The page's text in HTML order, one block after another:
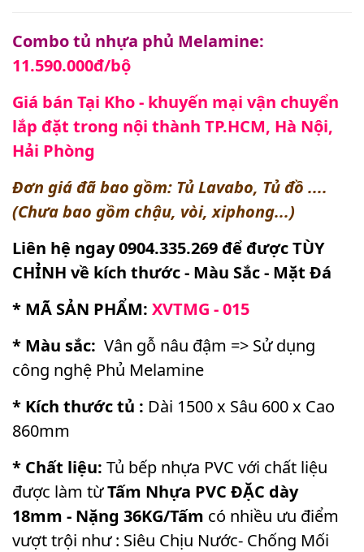
Combo tủ nhựa phủ Melamine:
11.590.000đ/bộ
Giá bán Tại Kho - khuyến mại vận chuyển
lắp đặt trong nội thành TP.HCM, Hà Nội,
Hải Phòng
Đơn giá đã bao gồm: Tủ Lavabo, Tủ đồ ....
(Chưa bao gồm chậu, vòi, xiphong...)
Liên hệ ngay 0904.335.269 để được TÙY
CHỈNH về kích thước - Màu Sắc - Mặt Đá
* MÃ SẢN PHẨM: XVTMG - 015
* Màu sắc: Vân gỗ nâu đậm => Sử dụng
công nghệ Phủ Melamine
* Kích thước tủ : Dài 1500 x Sâu 600 x Cao
860mm
* Chất liệu: Tủ bếp nhựa PVC với chất liệu
được làm từTấm Nhựa PVC ĐẶC dày
18mm - Nặng 36KG/Tấm có nhiều ưu điểm
vượt trội như : Siêu Chịu Nước- Chống Mối